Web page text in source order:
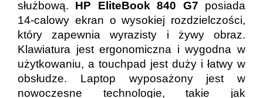
służbową. HP EliteBook 840 G7 posiada
14-calowy ekran o wysokiej rozdzielczości,
który zapewnia wyrazisty i żywy obraz.
Klawiatura jest ergonomiczna i wygodna w
użytkowaniu, a touchpad jest duży i łatwy w
obsłudze. Laptop wyposażony jest w
nowoczesne technologie, takie jak